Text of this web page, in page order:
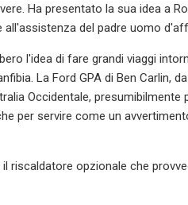
Ha presentato la sua idea a
del padre uomo
l'idea di fare grandi viaggi
La Ford GPA di Ben
Occidentale,
per servire come un
il riscaldatore opzionale che